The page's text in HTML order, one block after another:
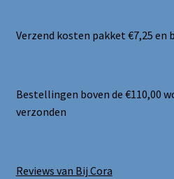
Verzend kosten pakket €7,25 en
Bestellingen boven de €110,00
verzonden
Reviews van Bij Cora